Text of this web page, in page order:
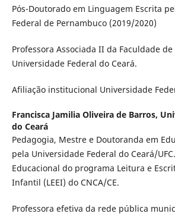
Pós-Doutorado em Linguagem Escrita
Federal de Pernambuco (2019/2020)
Professora Associada II da Faculdade de
Universidade Federal do Ceará.
Afiliação institucional Universidade
Francisca Jamilia Oliveira de Barros,
do Ceará
Pedagogia, Mestre e Doutoranda em
pela Universidade Federal do Ceará/
Educacional do programa Leitura e
Infantil (LEEI) do CNCA/CE.
Professora efetiva da rede pública